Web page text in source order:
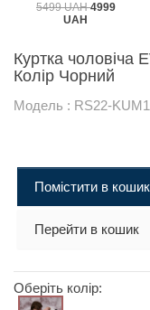
5499 UAH4999
UAH
Куртка чоловіча
Колір Чорний
Модель : RS22-
Помістити в кошик
Перейти в кошик
Оберіть колір: